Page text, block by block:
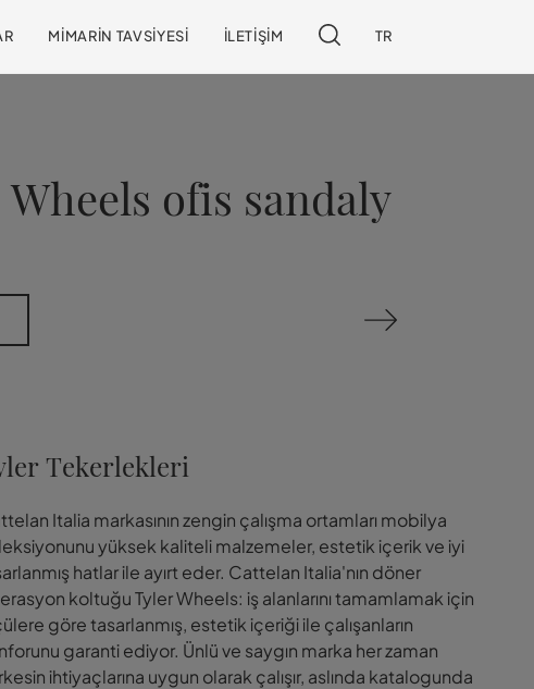
MIMARIN TAVSIYESI İLETIŞIM TR
ofis sandaly
Tekerlekleri
Italia markasının zengin çalışma ortamları mobilya
yüksek kaliteli malzemeler, estetik içerik ve iyi
hatlar ile ayırt eder. Cattelan Italia'nın döner
koltuğu Tyler Wheels: iş alanlarını tamamlamak için
göre tasarlanmış, estetik içeriği ile çalışanların
garanti ediyor. Ünlü ve saygın marka her zaman
ihtiyaçlarına uygun olarak çalışır, aslında katalogunda